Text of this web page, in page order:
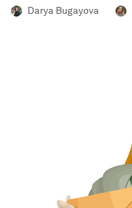
Darya Bugayova